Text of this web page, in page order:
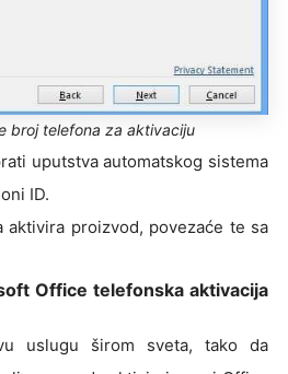
broj telefona za aktivaciju
uputstva automatskog sistema
ID.
aktivira proizvod, povezaće te sa
Office telefonska aktivacija
uslugu širom sveta, tako da